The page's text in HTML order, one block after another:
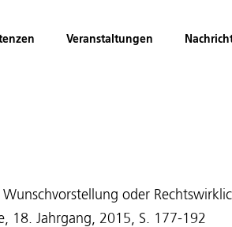
Veranstaltungen
oder
18. Jahrgang, 2015, S. 177-192